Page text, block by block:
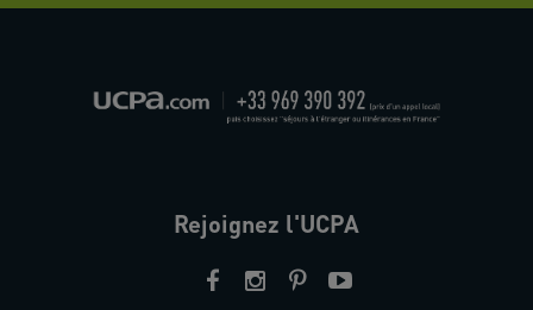
Rejoignez l'UCPA